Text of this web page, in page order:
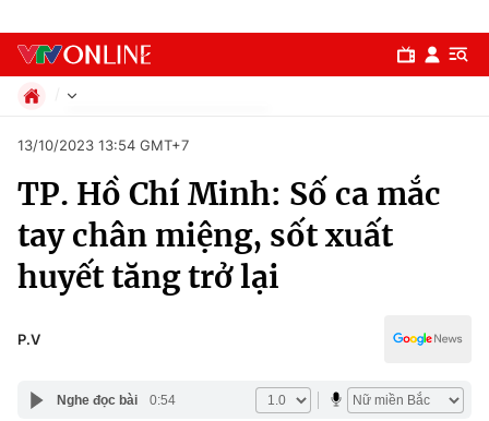
Chuyên mục
Chính trị
Xã hội
Pháp luật
Thể thao
Truyền hình
Văn hóa - Giải trí
Giáo dục
13/10/2023 13:54 GMT+7
TP. Hồ Chí Minh: Số ca mắc
tay chân miệng, sốt xuất
huyết tăng trở lại
P.V
Nghe đọc bài 0:54